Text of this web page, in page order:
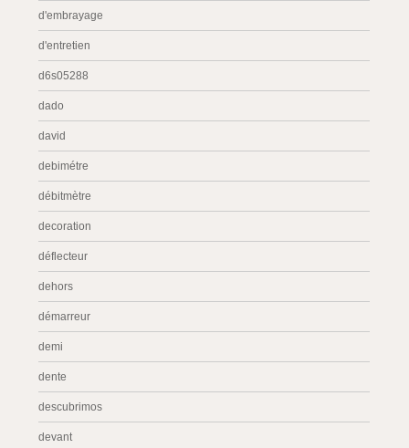
d'embrayage
d'entretien
d6s05288
dado
david
debimétre
débitmètre
decoration
déflecteur
dehors
démarreur
demi
dente
descubrimos
devant